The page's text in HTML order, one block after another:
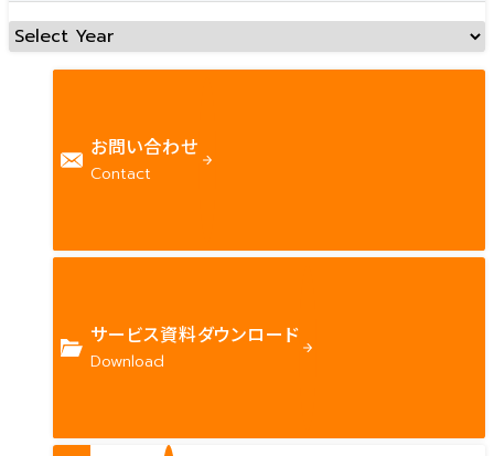
お問い合わせ
Contact
サービス資料ダウンロード
Download